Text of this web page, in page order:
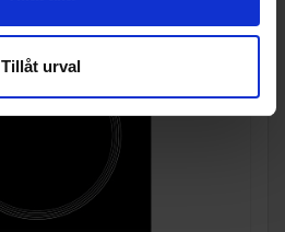
Tillåt urval